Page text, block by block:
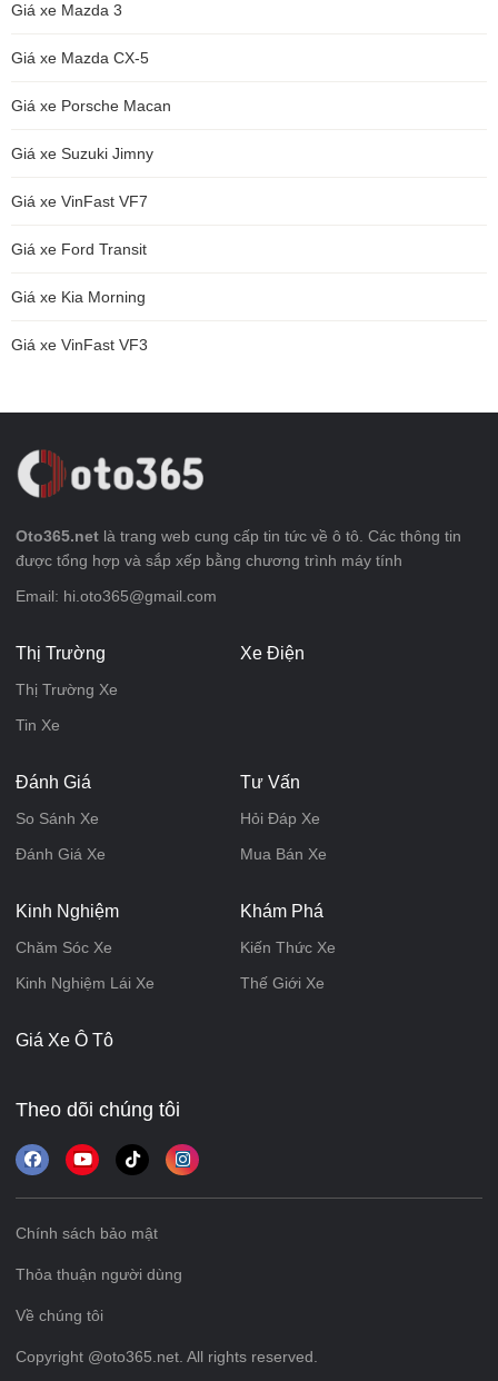
Giá xe Mazda 3
Giá xe Mazda CX-5
Giá xe Porsche Macan
Giá xe Suzuki Jimny
Giá xe VinFast VF7
Giá xe Ford Transit
Giá xe Kia Morning
Giá xe VinFast VF3
Oto365.net là trang web cung cấp tin tức về ô tô. Các thông tin
được tổng hợp và sắp xếp bằng chương trình máy tính
Email: hi.oto365@gmail.com
Thị Trường
Thị Trường Xe
Tin Xe
Xe Điện
Đánh Giá
So Sánh Xe
Đánh Giá Xe
Tư Vấn
Hỏi Đáp Xe
Mua Bán Xe
Kinh Nghiệm
Chăm Sóc Xe
Kinh Nghiệm Lái Xe
Khám Phá
Kiến Thức Xe
Thế Giới Xe
Giá Xe Ô Tô
Theo dõi chúng tôi
Chính sách bảo mật
Thỏa thuận người dùng
Về chúng tôi
Copyright @oto365.net. All rights reserved.